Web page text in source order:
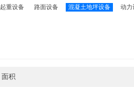
起重设备 路面设备 混凝土地坪设备 动力
面积